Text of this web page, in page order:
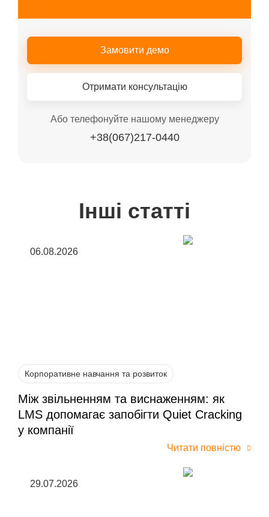
Замовити демо
Отримати консультацію
Або телефонуйте нашому менеджеру
+38(067)217-0440
Інші статті
06.08.2026
Корпоративне навчання та розвиток
Між звільненням та виснаженням: як
LMS допомагає запобігти Quiet Cracking
у компанії
Читати повністю
29.07.2026